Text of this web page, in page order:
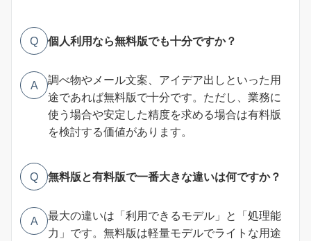
Q 個人利用なら無料版でも十分ですか？
A
調べ物やメール文案、アイデア出しといった用
途であれば無料版で十分です。ただし、業務に
使う場合や安定した精度を求める場合は有料版
を検討する価値があります。
Q 無料版と有料版で一番大きな違いは何ですか？
A
最大の違いは「利用できるモデル」と「処理能
力」です。無料版は軽量モデルでライトな用途